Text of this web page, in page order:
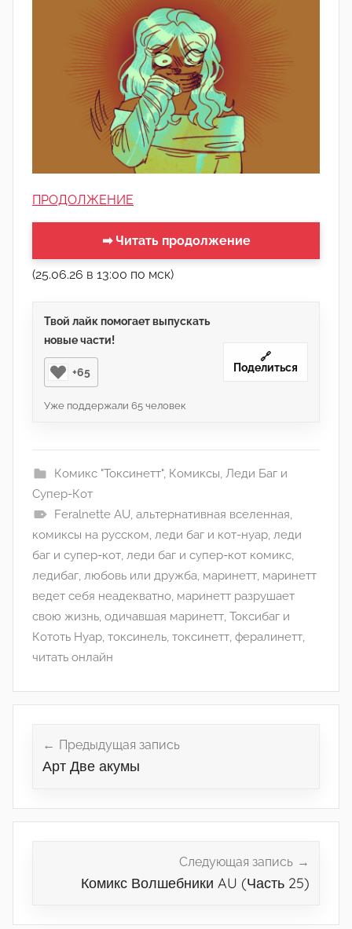
ПРОДОЛЖЕНИЕ
➡ Читать продолжение
(25.06.26 в 13:00 по мск)
Твой лайк помогает выпускать
новые части!
+65
Уже поддержали 65 человек
🔗
Поделиться
Комикс "Токсинетт", Комиксы, Леди Баг и
Супер-Кот
Feralnette AU, альтернативная вселенная,
комиксы на русском, леди баг и кот-нуар, леди
баг и супер-кот, леди баг и супер-кот комикс,
ледибаг, любовь или дружба, маринетт, маринетт
ведет себя неадекватно, маринетт разрушает
свою жизнь, одичавшая маринетт, Токсибаг и
Кототь Нуар, токсинель, токсинетт, фералинетт,
читать онлайн
записям
Предыдущая запись
Арт Две акумы
Следующая запись
Комикс Волшебники AU (Часть 25)